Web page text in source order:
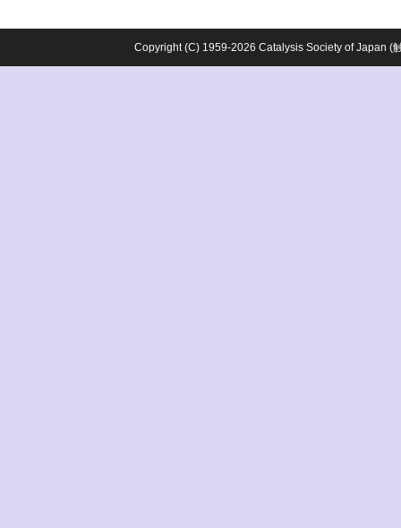
Copyright (C) 1959-2026 Catalysis Society of Japan (